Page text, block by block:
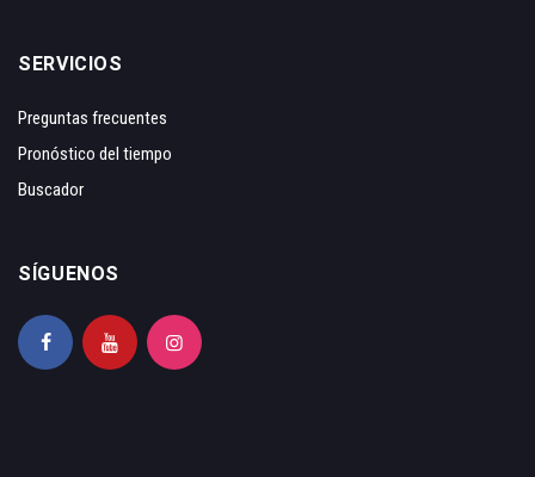
SERVICIOS
Preguntas frecuentes
Pronóstico del tiempo
Buscador
SÍGUENOS